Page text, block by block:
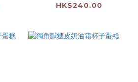
HK$240.00